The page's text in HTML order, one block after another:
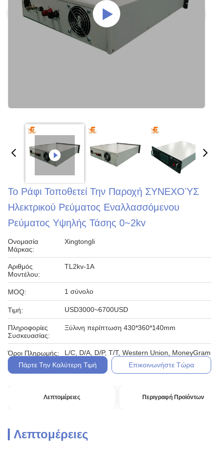
Το Ράφι Τοποθετεί Την Παροχή ΣΥΝΕΧΟΎΣ
Ηλεκτρικού Ρεύματος Εναλλασσόμενου
Ρεύματος Υψηλής Τάσης 0~2kv
Ονομασία
Μάρκας:
Xingtongli
Αριθμός
Μοντέλου:
TL2kv-1A
MOQ: 1 σύνολο
Τιμή: USD3000~6700USD
Πληροφορίες
Συσκευασίας:
Ξύλινη περίπτωση 430*360*140mm
Όροι Πληρωμής:
L/C, D/A, D/P, T/T, Western Union, MoneyGram
Πάρτε Την Καλύτερη Τιμή
Επικοινωνήστε Τώρα
Λεπτομέρειες Περιγραφή Προϊόντων
Λεπτομέρειες